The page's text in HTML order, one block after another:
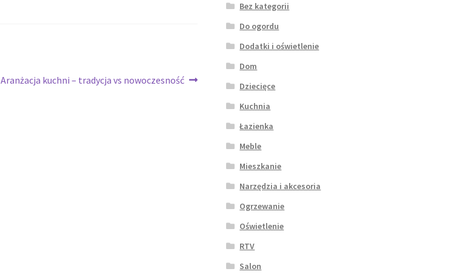
Następny
Aranżacja kuchni – tradycja vs nowoczesność
Bez kategorii
Do ogordu
Dodatki i oświetlenie
Dom
Dziecięce
Kuchnia
Łazienka
Meble
Mieszkanie
Narzędzia i akcesoria
Ogrzewanie
Oświetlenie
RTV
Salon